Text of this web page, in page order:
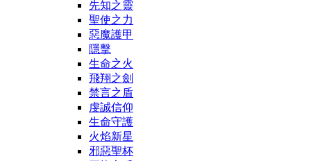
先知之靈
聖使之力
惡魔護甲
隱擊
生命之火
飛翔之劍
禁言之盾
虔誠信仰
生命守護
火焰新星
邪惡聖杯